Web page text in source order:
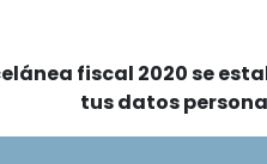
fiscal 2020 se
tus datos